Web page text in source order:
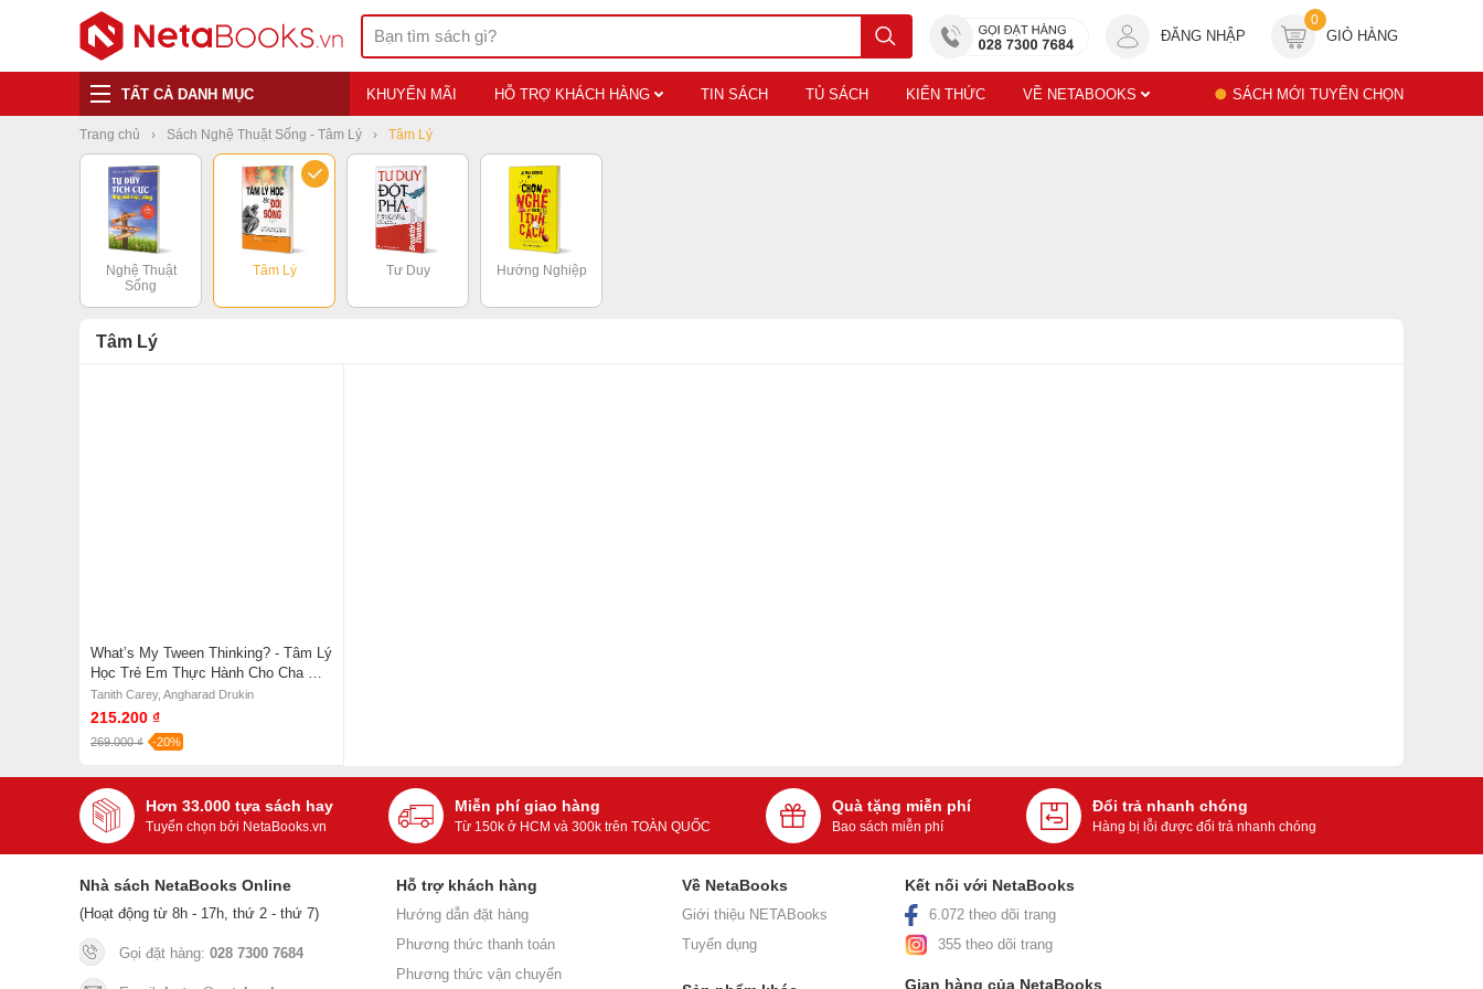
ĐĂNG NHẬP
0
GIỎ HÀNG
TẤT CẢ DANH MỤC KHUYẾN MÃI HỖ TRỢ KHÁCH HÀNG TIN SÁCH TỦ SÁCH KIẾN THỨC VỀ NETABOOKS SÁCH MỚI TUYỂN CHỌN
Trang chủ Sách Nghệ Thuật Sống - Tâm Lý Tâm Lý
Nghệ Thuật
Sống
Tâm Lý Tư Duy Hướng Nghiệp
Tâm Lý
What’s My Tween Thinking? - Tâm Lý
Học Trẻ Em Thực Hành Cho Cha Mẹ
Hiện Đại Có Con Tuổi Từ 8 Đến 12
Tanith Carey, Angharad Drukin
215.200 ₫
269.000 ₫ -20%
Hơn 33.000 tựa sách hay
Tuyển chọn bởi NetaBooks.vn
Miễn phí giao hàng
Từ 150k ở HCM và 300k trên TOÀN QUỐC
Quà tặng miễn phí
Bao sách miễn phí
Đổi trả nhanh chóng
Hàng bị lỗi được đổi trả nhanh chóng
Nhà sách NetaBooks Online
(Hoạt động từ 8h - 17h, thứ 2 - thứ 7)
Gọi đặt hàng: 028 7300 7684
Hỗ trợ khách hàng
Hướng dẫn đặt hàng
Phương thức thanh toán
Phương thức vận chuyển
Về NetaBooks
Giới thiệu NETABooks
Tuyển dụng
Kết nối với NetaBooks
6.072 theo dõi trang
355 theo dõi trang
Gian hàng của NetaBooks